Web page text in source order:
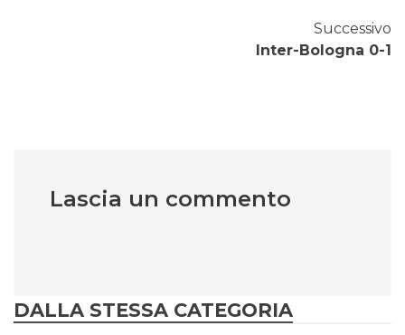
Successivo
Inter-Bologna 0-1
Lascia un commento
DALLA STESSA CATEGORIA